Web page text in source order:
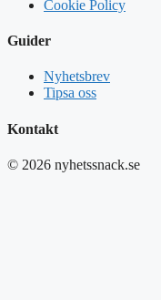
Cookie Policy
Guider
Nyhetsbrev
Tipsa oss
Kontakt
© 2026 nyhetssnack.se